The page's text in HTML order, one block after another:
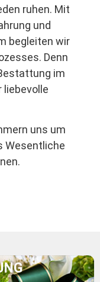
ruhen. Mit
und
begleiten wir
Denn
im
liebevolle
uns um
Wesentliche